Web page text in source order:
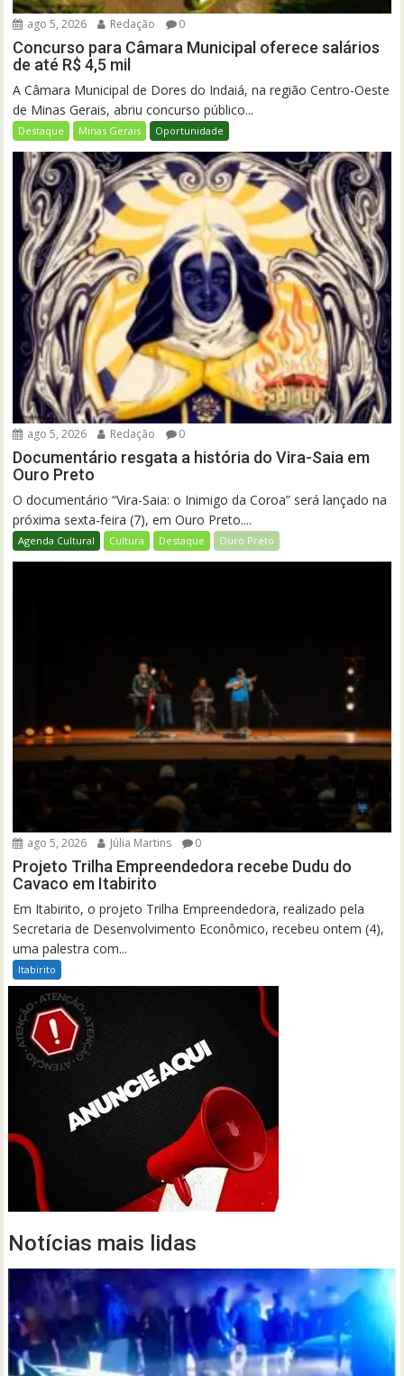
ago 5, 2026 Redação 0
Concurso para Câmara Municipal oferece salários
de até R$ 4,5 mil
A Câmara Municipal de Dores do Indaiá, na região Centro-Oeste
de Minas Gerais, abriu concurso público...
Destaque Minas Gerais Oportunidade
ago 5, 2026 Redação 0
Documentário resgata a história do Vira-Saia em
Ouro Preto
O documentário “Vira-Saia: o Inimigo da Coroa” será lançado na
próxima sexta-feira (7), em Ouro Preto....
Agenda Cultural Cultura Destaque Ouro Preto
ago 5, 2026 Júlia Martins 0
Projeto Trilha Empreendedora recebe Dudu do
Cavaco em Itabirito
Em Itabirito, o projeto Trilha Empreendedora, realizado pela
Secretaria de Desenvolvimento Econômico, recebeu ontem (4),
uma palestra com...
Itabirito
Notícias mais lidas